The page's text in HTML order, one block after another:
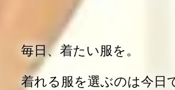
毎日、着たい服を。
着れる服を選ぶのは今日